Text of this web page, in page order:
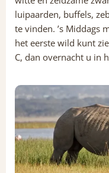
luipaarden, buffels,
te vinden. ’s Middags
het eerste wild kunt
C, dan overnacht u in